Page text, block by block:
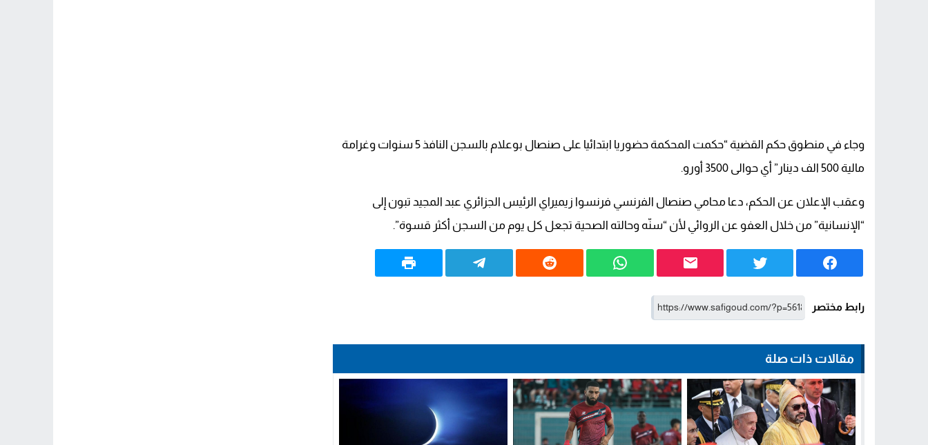
وجاء في منطوق حكم القضية “حكمت المحكمة حضوريا ابتدائيا على صنصال بوعلام بالسجن النافذ 5 سنوات وغرامة
مالية 500 الف دينار” أي حوالى 3500 أورو.
وعقب الإعلان عن الحكم، دعا محامي صنصال الفرنسي فرنسوا زيميراي الرئيس الجزائري عبد المجيد تبون إلى
“الإنسانية” من خلال العفو عن الروائي لأن “سنّه وحالته الصحية تجعل كل يوم من السجن أكثر قسوة”.
رابط مختصر
مقالات ذات صلة